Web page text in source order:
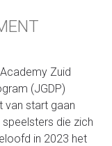
Zuid
(JGDP)
van start gaan
die zich
in 2023 het